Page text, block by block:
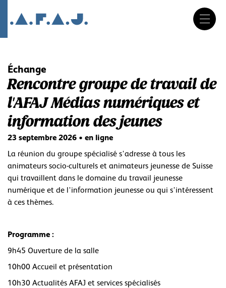
Échange
Rencontre groupe de travail de
l'AFAJ Médias numériques et
information des jeunes
23 septembre 2026 • en ligne
La réunion du groupe spécialisé s'adresse à tous les
animateurs socio-culturels et animateurs jeunesse de Suisse
qui travaillent dans le domaine du travail jeunesse
numérique et de l'information jeunesse ou qui s'intéressent
à ces thèmes.
Programme :
9h45 Ouverture de la salle
10h00 Accueil et présentation
10h30 Actualités AFAJ et services spécialisés